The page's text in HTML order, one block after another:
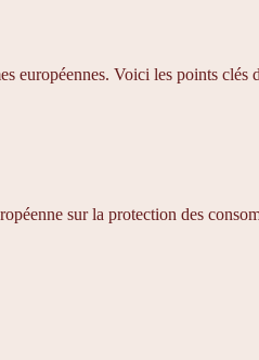
européennes. Voici les points clés
sur la protection des